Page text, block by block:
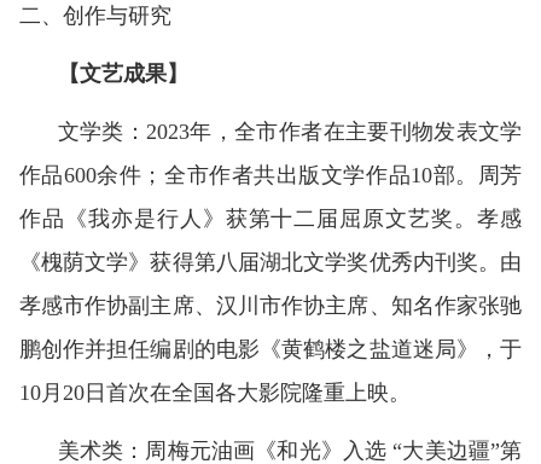
二、 创作与研究
【文艺成果】
文学类：2023年，全市作者在主要刊物发表文学
作品600余件；全市作者共出版文学作品10部。周芳
作品《我亦是行人》获第十二届屈原文艺奖。孝感
《槐荫文学》获得第八届湖北文学奖优秀内刊奖。由
孝感市作协副主席、汉川市作协主席、知名作家张驰
鹏创作并担任编剧的电影《黄鹤楼之盐道迷局》，于
10月20日首次在全国各大影院隆重上映。
美术类：周梅元油画《和光》入选 “大美边疆”第